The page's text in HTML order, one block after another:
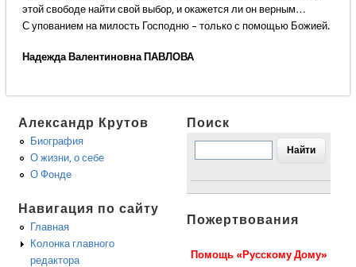
этой свободе найти свой выбор, и окажется ли он верным…
С упованием на милость Господню – только с помощью Божией.
Надежда Валентиновна ПАВЛОВА
Александр Крутов
Биография
О жизни, о себе
О Фонде
Навигация по сайту
Главная
Колонка главного
редактора
Поиск
Пожертвования
Помощь «Русскому Дому»